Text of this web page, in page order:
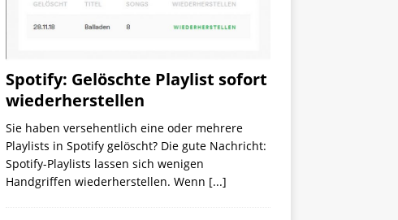
Spotify: Gelöschte Playlist sofort
wiederherstellen
Sie haben versehentlich eine oder mehrere
Playlists in Spotify gelöscht? Die gute Nachricht:
Spotify-Playlists lassen sich wenigen
Handgriffen wiederherstellen. Wenn [...]